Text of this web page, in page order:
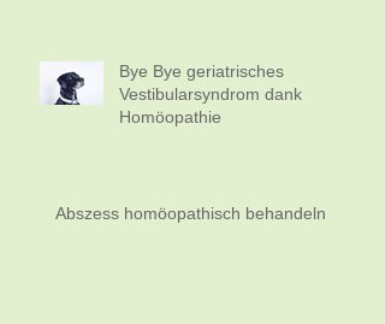
Bye Bye geriatrisches
Vestibularsyndrom dank
Homöopathie
Abszess homöopathisch behandeln